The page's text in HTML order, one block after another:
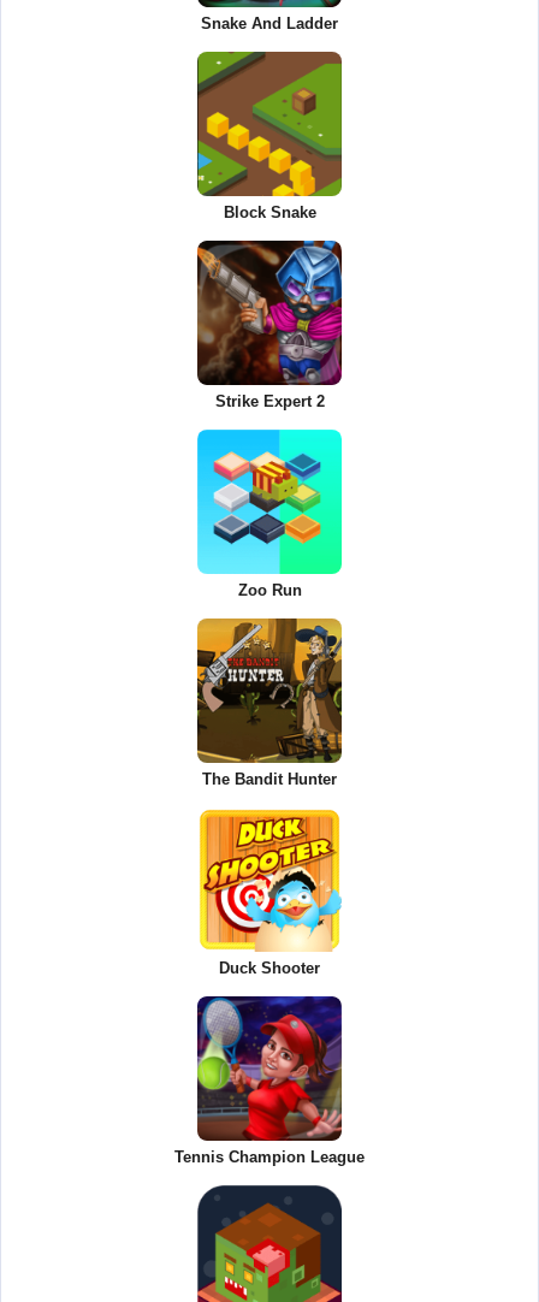
Snake And Ladder
Block Snake
Strike Expert 2
Zoo Run
The Bandit Hunter
Duck Shooter
Tennis Champion League